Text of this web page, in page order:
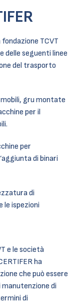
TCVT
delle seguenti linee
del trasporto
mobili, gru montate
per il
per
di binari
di
le ispezioni
e le società
ha
che può essere
di
di